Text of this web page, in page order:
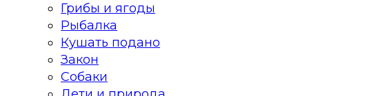
Грибы и ягоды
Рыбалка
Кушать подано
Закон
Собаки